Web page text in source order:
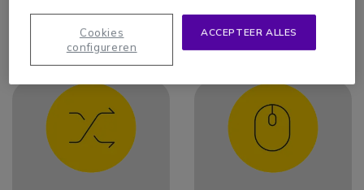
een soepele
vergaderervaring.
ACCEPTEER ALLES
Cookies
configureren